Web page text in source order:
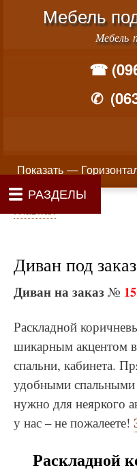
Меню учётной записи
Мебель
Мебель
☎
✆
Горизонтальное меню
Показать —
Главная
Диван под
Диван на заказ № 15
Раскладной
шикарным акцентом
спальни, кабинета.
удобными спальными
нужно для неяркого
у нас – не пожалеете!
Раскладной
РАЗДЕЛЫ